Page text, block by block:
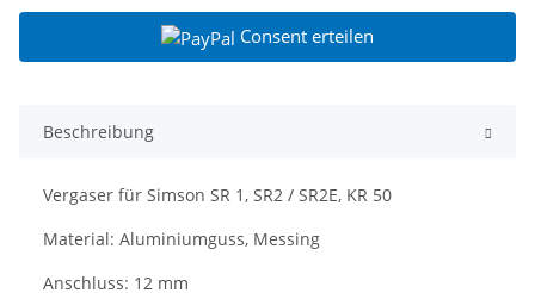
Consent erteilen
Beschreibung
Vergaser für Simson SR 1, SR2 / SR2E, KR 50
Material: Aluminiumguss, Messing
Anschluss: 12 mm